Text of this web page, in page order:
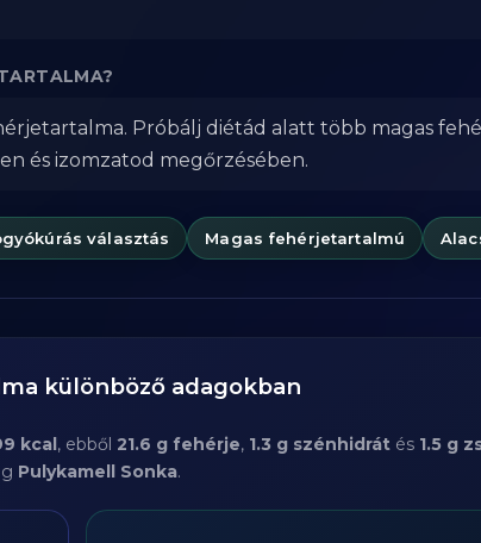
Próbálj diétád alatt több magas
és izomzatod megőrzésében.
választás Magas fehérjetartalmú
különböző adagokban
kcal, ebből 21.6 g fehérje, 1.3 g szénhidrát és 1.5 g
Pulykamell Sonka.